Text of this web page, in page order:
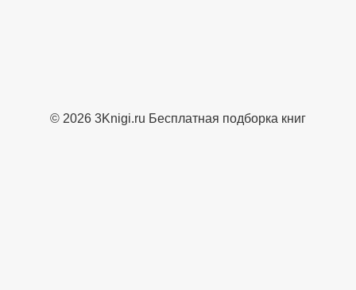
© 2026 3Knigi.ru Бесплатная подборка книг